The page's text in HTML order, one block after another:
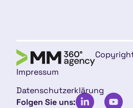
Impressum
Datenschutzerklärung
Folgen Sie uns: